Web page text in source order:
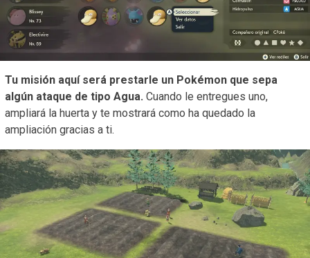
Tu misión aquí será prestarle un Pokémon que sepa
algún ataque de tipo Agua. Cuando le entregues uno,
ampliará la huerta y te mostrará como ha quedado la
ampliación gracias a ti.